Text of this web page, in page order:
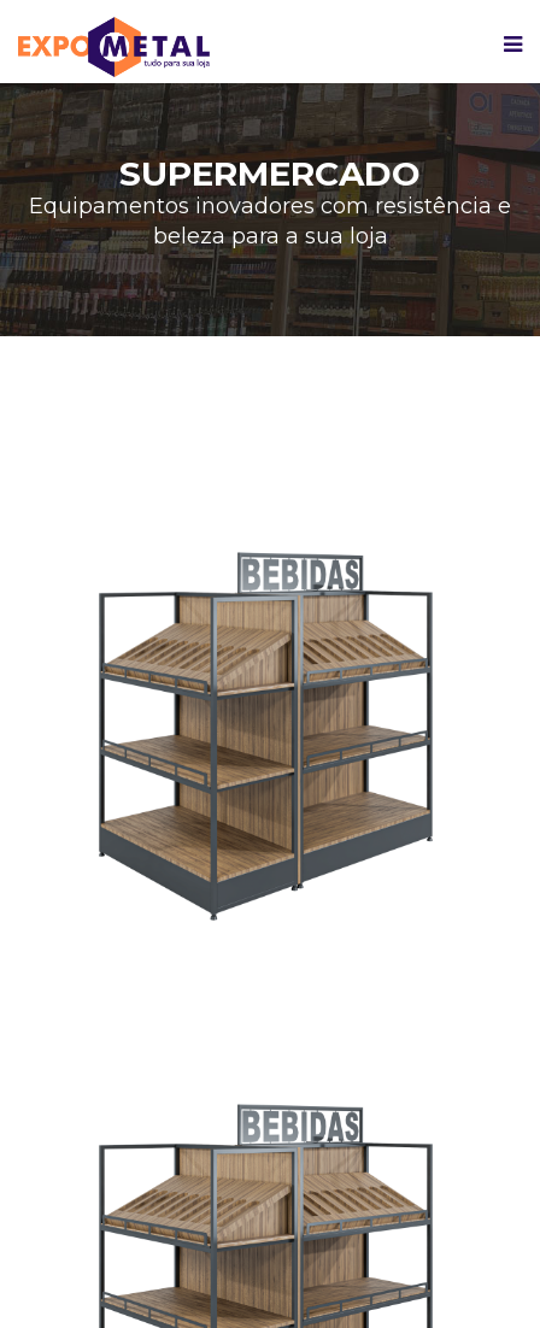
SUPERMERCADO
Equipamentos inovadores com resistência e
beleza para a sua loja